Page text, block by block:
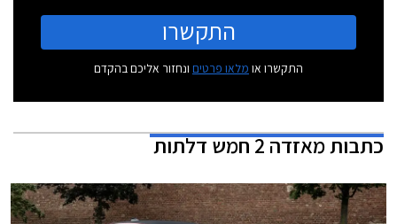
התקשרו
התקשרו או מלאו פרטים ונחזור אליכם בהקדם
כתבותמאזדה 2 חמש דלתות